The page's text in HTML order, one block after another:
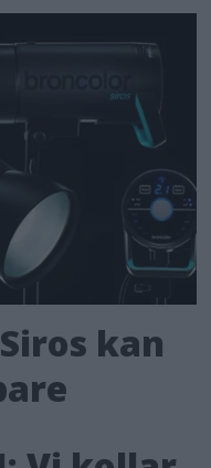
kan